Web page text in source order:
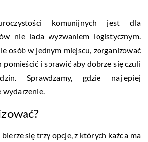
komunijnych jest dla
nie lada wyzwaniem logistycznym.
osób w jednym miejscu, zorganizować
pomieścić i sprawić aby dobrze się czuli
Sprawdzamy, gdzie najlepiej
wydarzenie.
się trzy opcje, z których każda ma